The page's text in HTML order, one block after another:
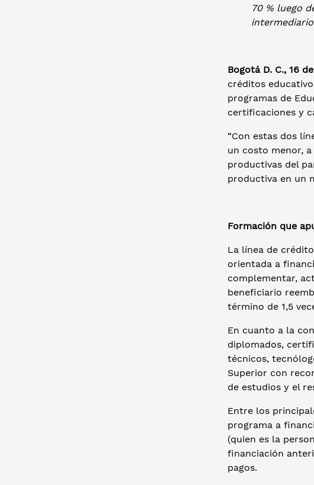
70 % luego
Bogotá D. C., 16
créditos
programas de
certificaciones y
“Con estas dos
un costo menor,
productivas del
productiva en un
Formación que
La línea de
orientada a
complementar,
beneficiario
término de 1,5
En cuanto a la
diplomados,
técnicos,
Superior con
de estudios y el
Entre los
programa a
(quien es la
financiación
pagos.